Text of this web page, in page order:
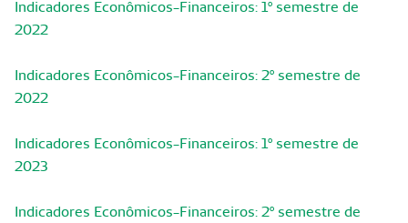
Indicadores Econômicos-Financeiros: 1º semestre de
2022
Indicadores Econômicos-Financeiros: 2º semestre de
2022
Indicadores Econômicos-Financeiros: 1º semestre de
2023
Indicadores Econômicos-Financeiros: 2º semestre de